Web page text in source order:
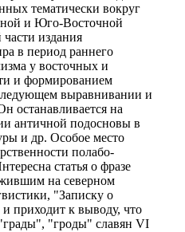
тематически вокруг
и Юго-Восточной
издания
в период раннего
у восточных и
и формированием
выравнивании и
останавливается на
античной подосновы в
и др. Особое место
полабо-
статья о фразе
на северном
"Записку о
приходит к выводу, что
"гроды" славян VI